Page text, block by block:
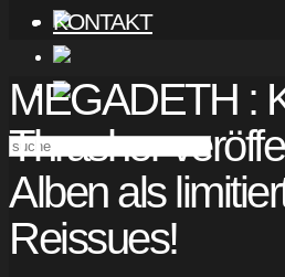
KONTAKT
MEGADETH :
Thrasher
Alben als
Reissues!